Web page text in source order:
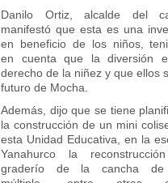
Danilo Ortiz, alcalde del
manifestó que esta es una
en beneficio de los niños,
en cuenta que la diversión
derecho de la niñez y que ellos
futuro de Mocha.
Además, dijo que se tiene
la construcción de un mini
esta Unidad Educativa, en la
Yanahurco la
graderío de la cancha